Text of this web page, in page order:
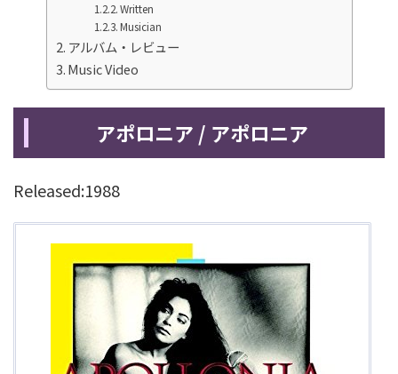
Written
Musician
アルバム・レビュー
Music Video
アポロニア / アポロニア
Released:1988